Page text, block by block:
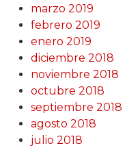
marzo 2019
febrero 2019
enero 2019
diciembre 2018
noviembre 2018
octubre 2018
septiembre 2018
agosto 2018
julio 2018